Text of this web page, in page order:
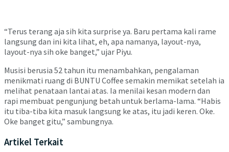
“Terus terang aja sih kita surprise ya. Baru pertama kali rame
langsung dan ini kita lihat, eh, apa namanya, layout-nya,
layout-nya sih oke banget,” ujar Piyu.
Musisi berusia 52 tahun itu menambahkan, pengalaman
menikmati ruang di BUNTU Coffee semakin memikat setelah ia
melihat penataan lantai atas. Ia menilai kesan modern dan
rapi membuat pengunjung betah untuk berlama-lama. “Habis
itu tiba-tiba kita masuk langsung ke atas, itu jadi keren. Oke.
Oke banget gitu,” sambungnya.
Artikel Terkait